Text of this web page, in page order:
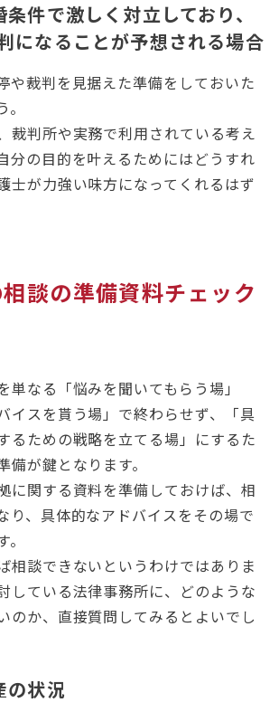
条件で激しく対立しており、
になることが予想される場合
や裁判を見据えた準備をしておいた
裁判所や実務で利用されている考え
分の目的を叶えるためにはどうすれ
士が力強い味方になってくれるはず
談の準備資料チェック
単なる「悩みを聞いてもらう場」
イスを貰う場」で終わらせず、「具
るための戦略を立てる場」にするた
が鍵となります。
に関する資料を準備しておけば、相
り、具体的なアドバイスをその場で
相談できないというわけではありま
している法律事務所に、どのような
のか、直接質問してみるとよいでし
の状況